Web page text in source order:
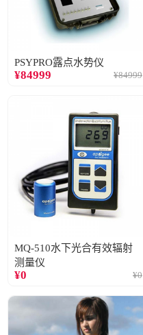
PSYPRO露点水势仪
¥84999 ¥84999
MQ-510水下光合有效辐射
测量仪
¥0 ¥0